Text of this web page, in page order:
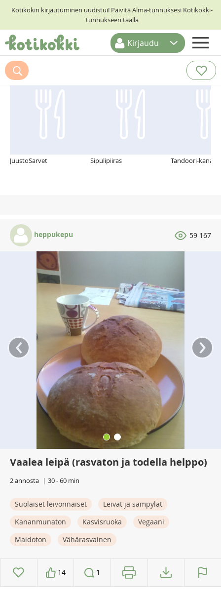
Kotikokin kirjautuminen uudistui! Päivitä Alma-tunnuksesi Kotikokki-
tunnukseen täällä
ETUSIVU
RESEPTIHAKU
Kirjaudu
Suosittelemme myös
JuustoSarvet Sipulipiiras Tandoori-
heppukepu 59 167
‹ ›
Vaalea leipä (rasvaton ja todella helppo)
2 annosta 30 - 60 min
Suolaiset leivonnaiset
Leivät ja sämpylät
Kananmunaton
Kasvisruoka
Vegaani
Maidoton
Vähärasvainen
14 1